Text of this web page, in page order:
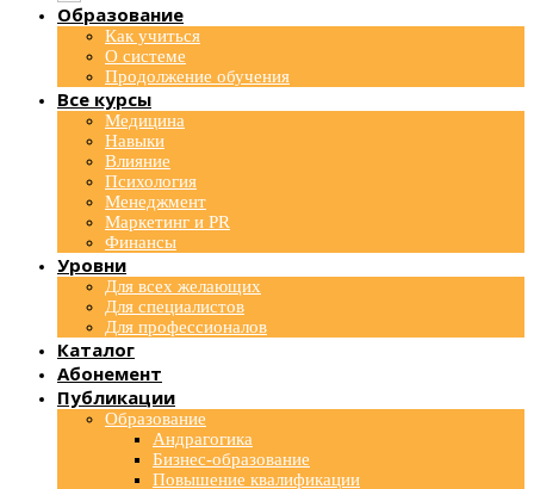
Образование
Как учиться
О системе
Продолжение обучения
Все курсы
Медицина
Навыки
Влияние
Психология
Менеджмент
Маркетинг и PR
Финансы
Уровни
Для всех желающих
Для специалистов
Для профессионалов
Каталог
Абонемент
Публикации
Образование
Андрагогика
Бизнес-образование
Повышение квалификации